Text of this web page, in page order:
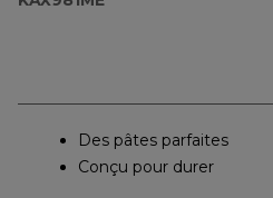
Des pâtes parfaites
Conçu pour durer